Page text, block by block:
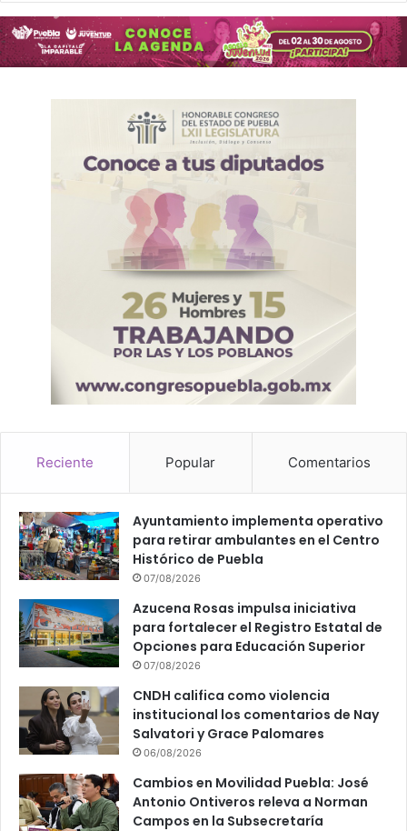
Reciente Popular Comentarios
Ayuntamiento implementa operativo
para retirar ambulantes en el Centro
Histórico de Puebla
07/08/2026
Azucena Rosas impulsa iniciativa
para fortalecer el Registro Estatal de
Opciones para Educación Superior
07/08/2026
CNDH califica como violencia
institucional los comentarios de Nay
Salvatori y Grace Palomares
06/08/2026
Cambios en Movilidad Puebla: José
Antonio Ontiveros releva a Norman
Campos en la Subsecretaría